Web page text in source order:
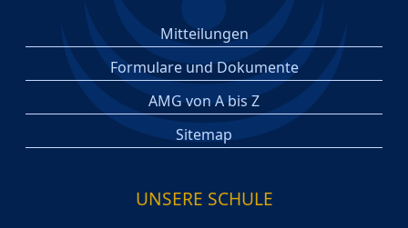
Mitteilungen
Formulare und Dokumente
AMG von A bis Z
Sitemap
UNSERE SCHULE